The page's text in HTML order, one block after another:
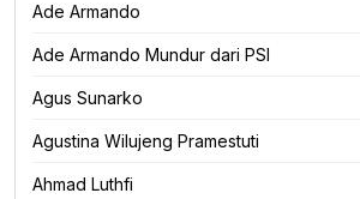
Ade Armando
Ade Armando Mundur dari PSI
Agus Sunarko
Agustina Wilujeng Pramestuti
Ahmad Luthfi